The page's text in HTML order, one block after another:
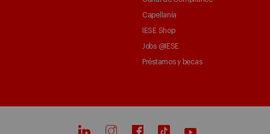
Capellanía
IESE Shop
Jobs @IESE
Préstamos y becas